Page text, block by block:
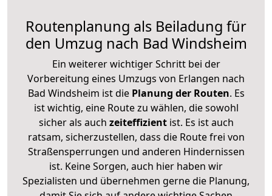
Routenplanung als Beiladung für
den Umzug nach Bad Windsheim
Ein weiterer wichtiger Schritt bei der
Vorbereitung eines Umzugs von Erlangen nach
Bad Windsheim ist diePlanung der Routen. Es
ist wichtig, eine Route zu wählen, die sowohl
sicher als auch zeiteffizientist. Es ist auch
ratsam, sicherzustellen, dass die Route frei von
Straßensperrungen und anderen Hindernissen
ist. Keine Sorgen, auch hier haben wir
Spezialisten und übernehmen gerne die Planung,